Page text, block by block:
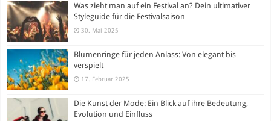
Was zieht man auf ein Festival an? Dein ultimativer
Styleguide für die Festivalsaison
30. Mai 2025
Blumenringe für jeden Anlass: Von elegant bis
verspielt
17. Februar 2025
Die Kunst der Mode: Ein Blick auf ihre Bedeutung,
Evolution und Einfluss